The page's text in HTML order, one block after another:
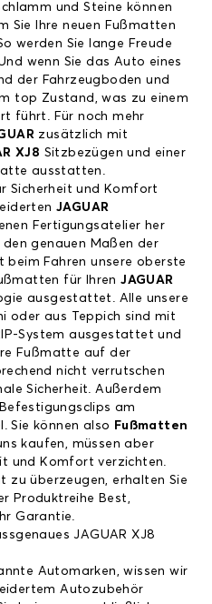
und Steine können
Sie Ihre neuen Fußmatten
werden Sie lange Freude
wenn Sie das Auto eines
der Fahrzeugboden und
top Zustand, was zu einem
führt. Für noch mehr
zusätzlich mit
XJ8 Sitzbezügen und einer
ausstatten.
Sicherheit und Komfort
JAGUAR
Fertigungsatelier her
genauen Maßen der
beim Fahren unsere oberste
für IhrenJAGUAR
ausgestattet. Alle unsere
oder aus Teppich sind mit
System ausgestattet und
Fußmatte auf der
nicht verrutschen
Sicherheit. Außerdem
am
Sie können also Fußmatten
kaufen, müssen aber
und Komfort verzichten.
zu überzeugen, erhalten Sie
Produktreihe Best,
Garantie.
JAGUAR XJ8
Automarken, wissen wir
Autozubehör